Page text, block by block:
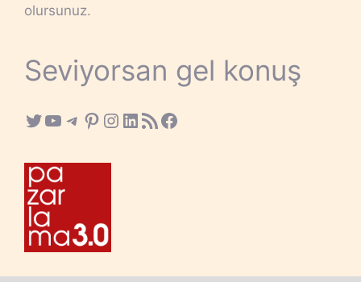
olursunuz.
Seviyorsan gel konuş
Twitter
YouTube
Telegram
Pinterest
Instagram
LinkedIn
RSS FeedFacebook